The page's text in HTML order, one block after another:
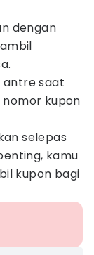
dengan
antre saat
kupon
selepas
kamu
kupon bagi